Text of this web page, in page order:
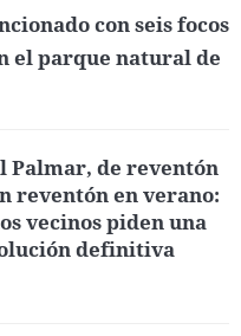
con seis focos
el parque natural de
Palmar, de reventón
reventón en verano:
vecinos piden una
definitiva